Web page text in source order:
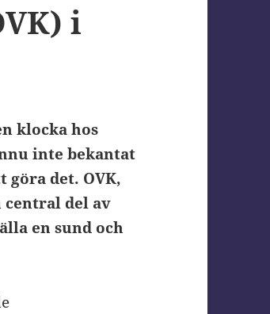
i
klocka hos
inte bekantat
göra det. OVK,
del av
en sund och